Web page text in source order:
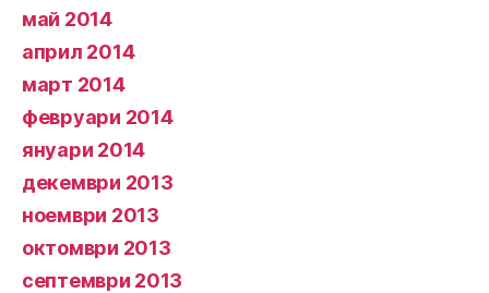
май 2014
април 2014
март 2014
февруари 2014
януари 2014
декември 2013
ноември 2013
октомври 2013
септември 2013